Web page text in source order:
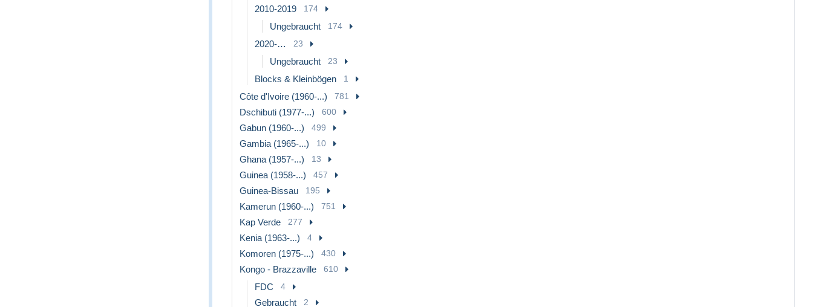
2010-2019 174
Ungebraucht 174
2020-… 23
Ungebraucht 23
Blocks & Kleinbögen 1
Côte d'Ivoire (1960-...) 781
Dschibuti (1977-...) 600
Gabun (1960-...) 499
Gambia (1965-...) 10
Ghana (1957-...) 13
Guinea (1958-...) 457
Guinea-Bissau 195
Kamerun (1960-...) 751
Kap Verde 277
Kenia (1963-...) 4
Komoren (1975-...) 430
Kongo - Brazzaville 610
FDC 4
Gebraucht 2